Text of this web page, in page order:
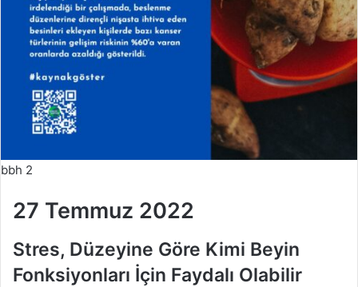
bbh 2
27 Temmuz 2022
Stres, Düzeyine Göre Kimi Beyin
Fonksiyonları İçin Faydalı Olabilir